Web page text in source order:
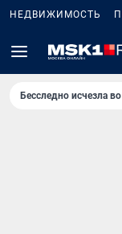
НЕДВИЖИМОСТЬ
Бесследно исчезла